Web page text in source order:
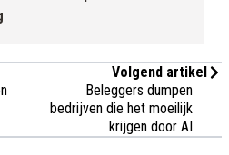
Volgend artikel
Beleggers dumpen
bedrijven die het moeilijk
krijgen door AI